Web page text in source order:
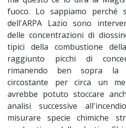
fuoco. Lo sappiamo
dell'ARPA Lazio sono
delle concentrazioni di
tipici della combustione della
raggiunto picchi di
rimanendo ben sopra la
circostante per circa un
avrebbe potuto stoccare
analisi successive
misurare specie chimiche